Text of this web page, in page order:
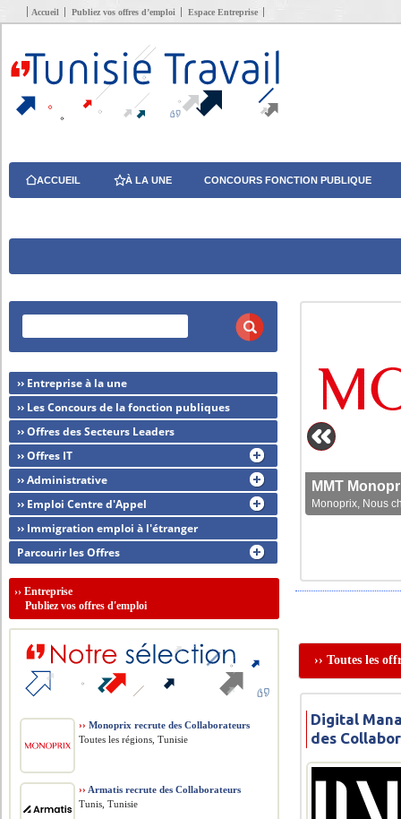
Accueil Publiez vos offres d’emploi Espace Entreprise
ACCUEIL À LA UNE CONCOURS FONCTION PUBLIQUE
MMT
Monoprix, Nous
›› Toutes les
Digital
des
›› Entreprise à la une
›› Les Concours de la fonction publiques
›› Offres des Secteurs Leaders
›› Offres IT
›› Administrative
›› Emploi Centre d'Appel
›› Immigration emploi à l'étranger
Parcourir les Offres
››Entreprise
Publiez vos offres d'emploi
›› Monoprix recrute des Collaborateurs
Toutes les régions, Tunisie
›› Armatis recrute des Collaborateurs
Tunis, Tunisie